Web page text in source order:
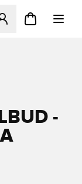
Modal til at
-